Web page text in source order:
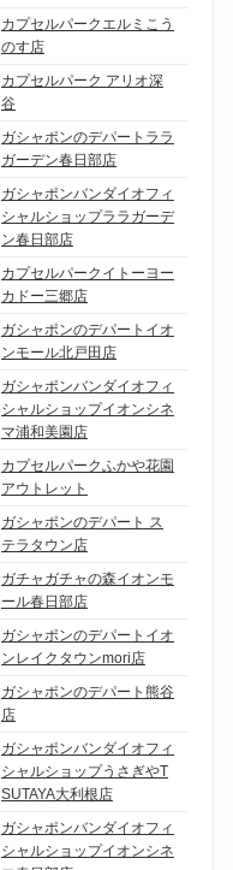
カプセルパークエルミこう
のす店
カプセルパーク アリオ深
谷
ガシャポンのデパートララ
ガーデン春日部店
ガシャポンバンダイオフィ
シャルショップララガーデ
ン春日部店
カプセルパークイトーヨー
カドー三郷店
ガシャポンのデパートイオ
ンモール北戸田店
ガシャポンバンダイオフィ
シャルショップイオンシネ
マ浦和美園店
カプセルパークふかや花園
アウトレット
ガシャポンのデパート ス
テラタウン店
ガチャガチャの森イオンモ
ール春日部店
ガシャポンのデパートイオ
ンレイクタウンmori店
ガシャポンのデパート熊谷
店
ガシャポンバンダイオフィ
シャルショップうさぎやT
SUTAYA大利根店
ガシャポンバンダイオフィ
シャルショップイオンシネ